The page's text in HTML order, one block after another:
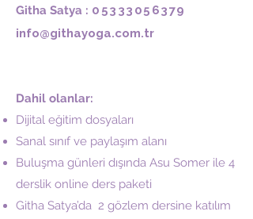
Githa Satya : 05333056379
info@githayoga.com.tr
Dahil olanlar:
Dijital eğitim dosyaları
Sanal sınıf ve paylaşım alanı
Buluşma günleri dışında Asu Somer ile 4
derslik online ders paketi
Githa Satya’da 2 gözlem dersine katılım